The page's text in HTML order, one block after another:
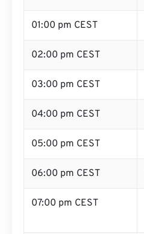
01:00 pm CEST
02:00 pm CEST
03:00 pm CEST
04:00 pm CEST
05:00 pm CEST
06:00 pm CEST
07:00 pm CEST